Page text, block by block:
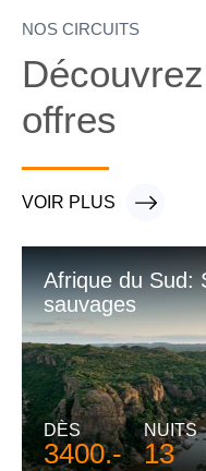
NOS CIRCUITS
offres
VOIR PLUS
VOIR PLUS
Afrique du Sud:
sauvages
DÈS
3400.-
NUITS
13